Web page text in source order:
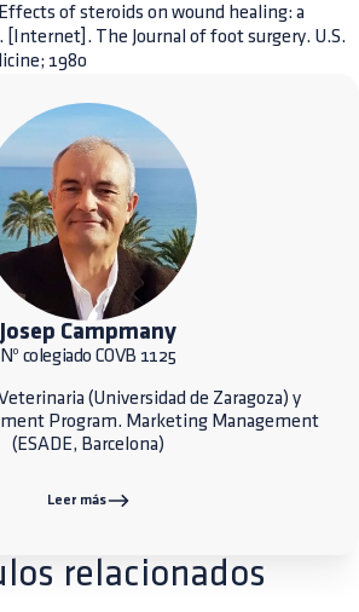
Effects of steroids on wound healing: a
The Journal of foot surgery. U.S.
1980
Josep Campmany
Nº colegiado COVB 1125
(Universidad de Zaragoza) y
Program. Marketing Management
(ESADE, Barcelona)
Leer más
relacionados